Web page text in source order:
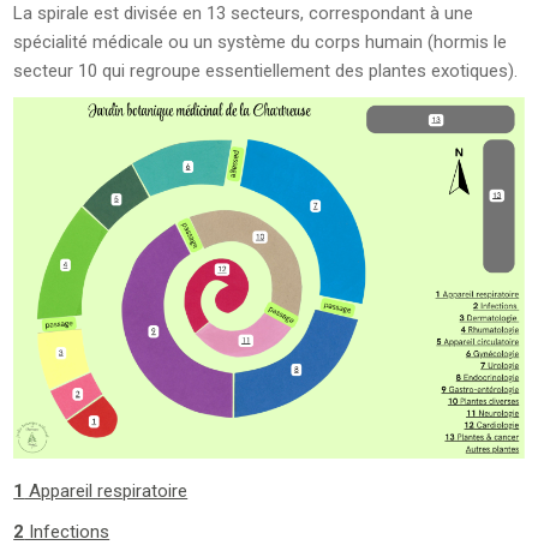
La spirale est divisée en 13 secteurs, correspondant à une
spécialité médicale ou un système du corps humain (hormis le
secteur 10 qui regroupe essentiellement des plantes exotiques).
1 Appareil respiratoire
2 Infections